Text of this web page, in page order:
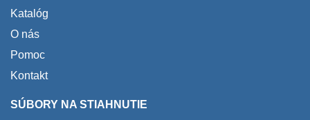
Katalóg
O nás
Pomoc
Kontakt
SÚBORY NA STIAHNUTIE